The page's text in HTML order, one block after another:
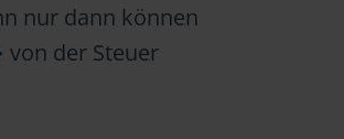
nur dann können
von der Steuer